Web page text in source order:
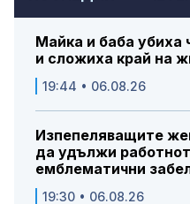
Майка и баба убиха
и сложиха край на
19:44 • 06.08.26
Изпепеляващите
да удължи
емблематични
19:30 • 06.08.26